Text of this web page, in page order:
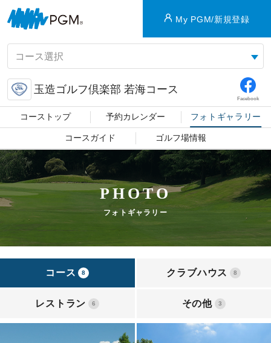
My PGM/新規登録
玉造ゴルフ倶楽部 若海コース
Facebook
コーストップ 予約カレンダー フォトギャラリー
コースガイド ゴルフ場情報
PHOTO
フォトギャラリー
コース 8 クラブハウス 8
レストラン 6 その他 3